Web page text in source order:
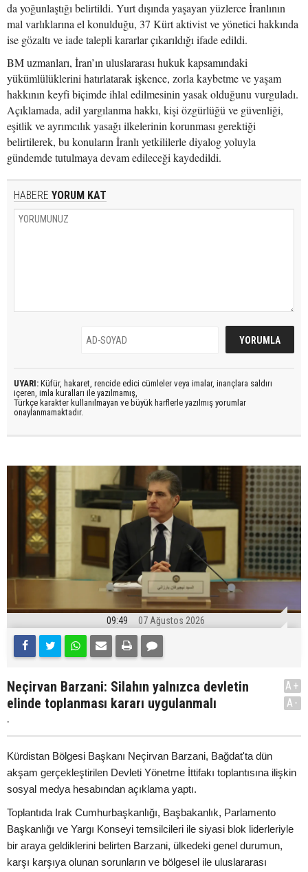
da yoğunlaştığı belirtildi. Yurt dışında yaşayan yüzlerce İranlının
mal varlıklarına el konulduğu, 37 Kürt aktivist ve yönetici hakkında
ise gözaltı ve iade talepli kararlar çıkarıldığı ifade edildi.
BM uzmanları, İran’ın uluslararası hukuk kapsamındaki
yükümlülüklerini hatırlatarak işkence, zorla kaybetme ve yaşam
hakkının keyfi biçimde ihlal edilmesinin yasak olduğunu vurguladı.
Açıklamada, adil yargılanma hakkı, kişi özgürlüğü ve güvenliği,
eşitlik ve ayrımcılık yasağı ilkelerinin korunması gerektiği
belirtilerek, bu konuların İranlı yetkililerle diyalog yoluyla
gündemde tutulmaya devam edileceği kaydedildi.
HABERE YORUM KAT
UYARI: Küfür, hakaret, rencide edici cümleler veya imalar, inançlara saldırı
içeren, imla kuralları ile yazılmamış,
Türkçe karakter kullanılmayan ve büyük harflerle yazılmış yorumlar
onaylanmamaktadır.
09:49 07 Ağustos 2026
Neçirvan Barzani: Silahın yalnızca devletin
elinde toplanması kararı uygulanmalı
.
A+
A-
Kürdistan Bölgesi Başkanı Neçirvan Barzani, Bağdat'ta dün
akşam gerçekleştirilen Devleti Yönetme İttifakı toplantısına ilişkin
sosyal medya hesabından açıklama yaptı.
Toplantıda Irak Cumhurbaşkanlığı, Başbakanlık, Parlamento
Başkanlığı ve Yargı Konseyi temsilcileri ile siyasi blok liderleriyle
bir araya geldiklerini belirten Barzani, ülkedeki genel durumun,
karşı karşıya olunan sorunların ve bölgesel ile uluslararası